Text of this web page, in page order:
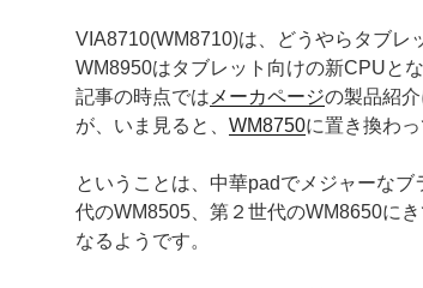
VIA8710(WM8710)は、どうやらタブレ
WM8950はタブレット向けの新CPUと
記事の時点では メーカページの製品紹
が、いま見ると、 WM8750に置き換わ
ということは、中華padでメジャーな
代のWM8505、第２世代のWM8650に
なるようです。